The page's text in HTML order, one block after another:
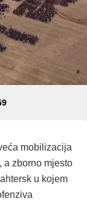
komentara
mobilizacija
a zborno mjesto
u kojem